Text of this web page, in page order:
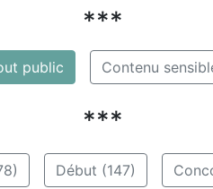
***
public Contenu
***
Début (147)